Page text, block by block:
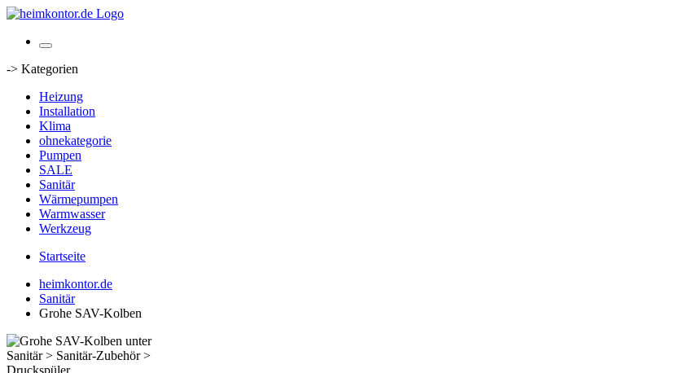
-> Kategorien
Heizung
Installation
Klima
ohnekategorie
Pumpen
SALE
Sanitär
Wärmepumpen
Warmwasser
Werkzeug
Startseite
heimkontor.de
Sanitär
Grohe SAV-Kolben